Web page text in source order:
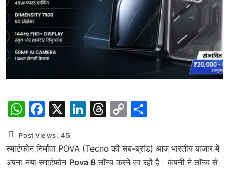
WhatsApp
Facebook
X LinkedIn
Threads
Copy
Post Views: 45
स्मार्टफोन निर्माता POVA (Tecno की सब-ब्रांड) आज भारतीय बाजार में
अपना नया स्मार्टफोन Pova 8 लॉन्च करने जा रही है। कंपनी ने लॉन्च से